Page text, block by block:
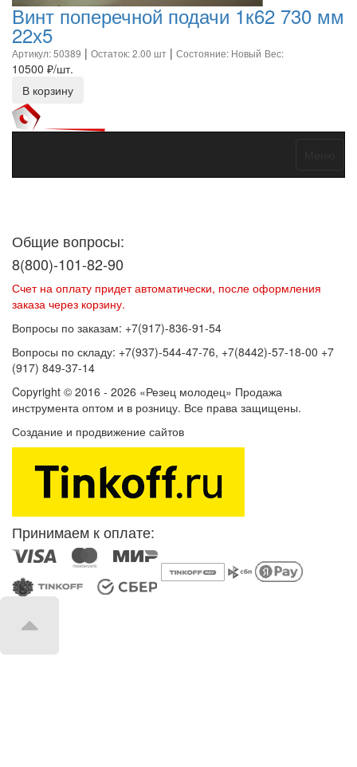
Винт поперечной подачи 1к62 730 мм
22х5
Артикул: 50389 | Остаток: 2.00 шт | Состояние: Новый Вес:
10500 ₽/шт.
В корзину
Общие вопросы:
8(800)-101-82-90
Счет на оплату придет автоматически, после оформления
заказа через корзину.
Вопросы по заказам: +7(917)-836-91-54
Вопросы по складу: +7(937)-544-47-76, +7(8442)-57-18-00 +7
(917) 849-37-14
Copyright © 2016 - 2026 «Резец молодец» Продажа
инструмента оптом и в розницу. Все права защищены.
Создание и продвижение сайтов
Принимаем к оплате: